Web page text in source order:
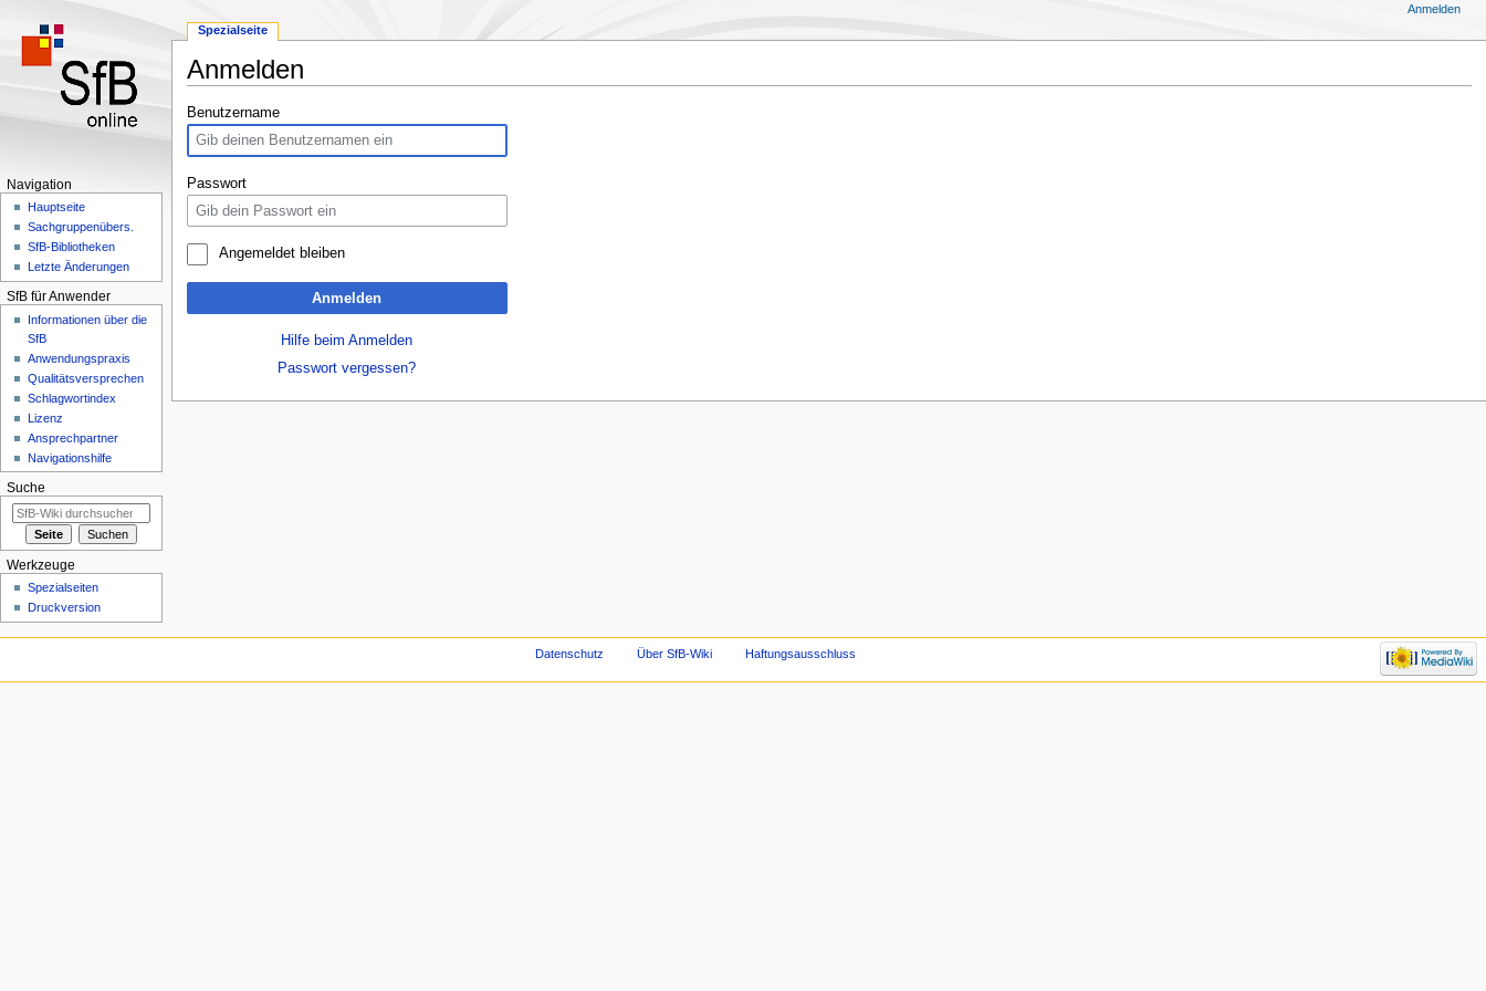
Anmelden
Zur
Navigation
springen
Zur
Suche
springen
Benutzername
Passwort
Angemeldet bleiben
Anmelden
Hilfe beim Anmelden
Passwort vergessen?
Spezialseite
Anmelden
Navigation
Hauptseite
Sachgruppenübers.
SfB-Bibliotheken
Letzte Änderungen
SfB für Anwender
Informationen über die
SfB
Anwendungspraxis
Qualitätsversprechen
Schlagwortindex
Lizenz
Ansprechpartner
Navigationshilfe
Suche
Werkzeuge
Spezialseiten
Druckversion
Datenschutz Über SfB-Wiki Haftungsausschluss